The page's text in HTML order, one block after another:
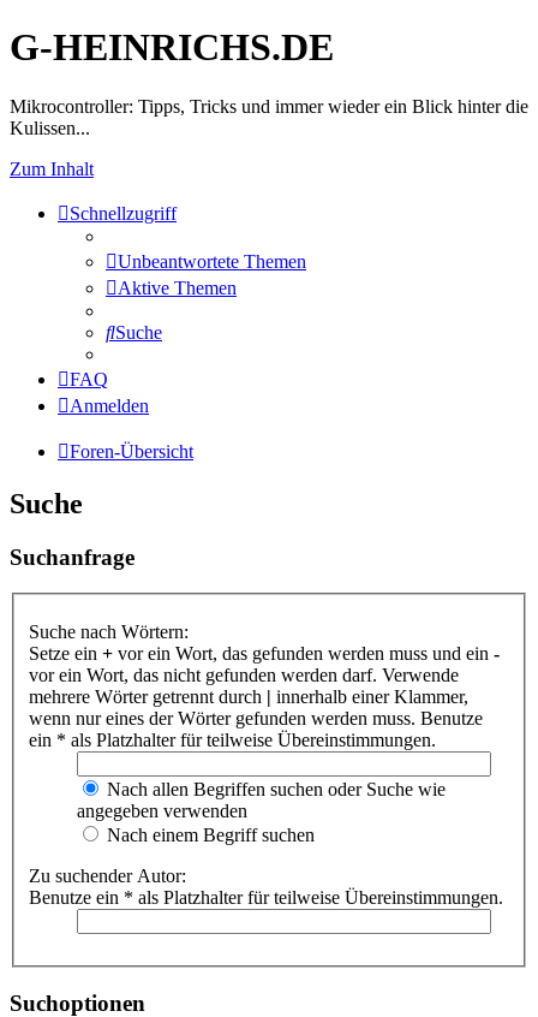
G-HEINRICHS.DE
Mikrocontroller: Tipps, Tricks und immer wieder ein Blick hinter die
Kulissen...
Zum Inhalt
Schnellzugriff
Unbeantwortete Themen
Aktive Themen
Suche
FAQ
Anmelden
Foren-Übersicht
Suche
Suchanfrage
Suche nach Wörtern:
Setze ein + vor ein Wort, das gefunden werden muss und ein -
vor ein Wort, das nicht gefunden werden darf. Verwende
mehrere Wörter getrennt durch | innerhalb einer Klammer,
wenn nur eines der Wörter gefunden werden muss. Benutze
ein * als Platzhalter für teilweise Übereinstimmungen.
Nach allen Begriffen suchen oder Suche wie
angegeben verwenden
Nach einem Begriff suchen
Zu suchender Autor:
Benutze ein * als Platzhalter für teilweise Übereinstimmungen.
Suchoptionen